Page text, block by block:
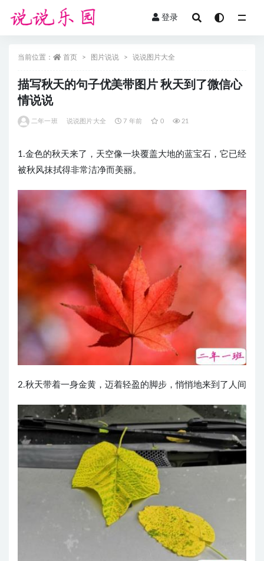
登录
当前位置： 首页 图片说说 说说图片大全
描写秋天的句子优美带图片 秋天到了微信心
情说说
二年一班 说说图片大全 7 年前 0 21
1.金色的秋天来了，天空像一块覆盖大地的蓝宝石，它已经
被秋风抹拭得非常洁净而美丽。
2.秋天带着一身金黄，迈着轻盈的脚步，悄悄地来到了人间